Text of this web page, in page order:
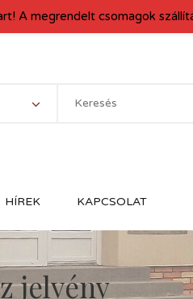
HÍREK KAPCSOLAT
jelvény
A megrendelt csomagok